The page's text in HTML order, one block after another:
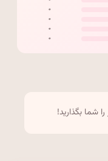
۰
۰
۰
۰
شما بگذارید!